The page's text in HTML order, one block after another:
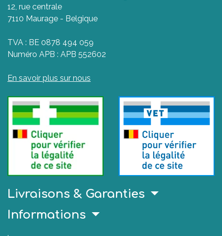
12, rue centrale
7110 Maurage - Belgique
TVA : BE 0878 494 059
Numéro APB : APB 552602
En savoir plus sur nous
Livraisons & Garanties
Informations
.